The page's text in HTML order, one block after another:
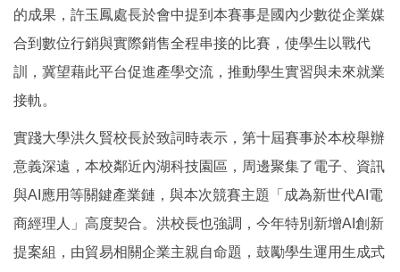
的成果，許玉鳳處長於會中提到本賽事是國內少數從企業媒
合到數位行銷與實際銷售全程串接的比賽，使學生以戰代
訓，冀望藉此平台促進產學交流，推動學生實習與未來就業
接軌。
實踐大學洪久賢校長於致詞時表示，第十屆賽事於本校舉辦
意義深遠，本校鄰近內湖科技園區，周邊聚集了電子、資訊
與AI應用等關鍵產業鏈，與本次競賽主題「成為新世代AI電
商經理人」高度契合。洪校長也強調，今年特別新增AI創新
提案組，由貿易相關企業主親自命題，鼓勵學生運用生成式